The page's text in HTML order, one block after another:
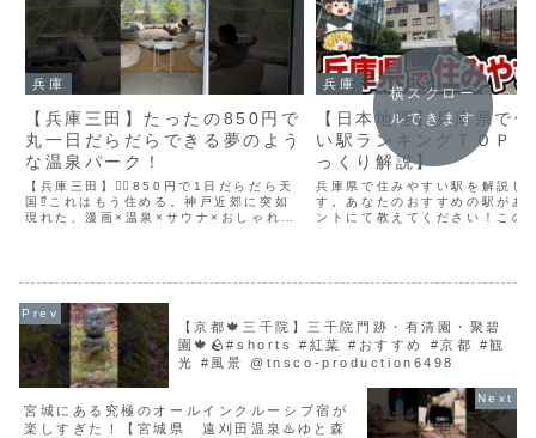
兵庫
【兵庫三田】たったの850円で
丸一日だらだらできる夢のよう
な温泉パーク！
【兵庫三田】🧖‍♀️850円で1日だらだら天
国⁉︎これはもう住める。神戸近郊に突如
現れた、漫画×温泉×サウナ×おしゃれ空
兵庫
【日本地理】兵庫県で
い駅ランキングＴＯＰ
っくり解説】
兵庫県で住みやすい駅を解説し
す。あなたのおすすめの駅があ
ントにて教えてください！この
横スクロー
ルできます
【京都🍁三千院】三千院門跡・有清園・聚碧
園🍁🪨#shorts #紅葉 #おすすめ #京都 #観
光 #風景 @tnsco-production6498
宮城にある究極のオールインクルーシブ宿が
楽しすぎた！【宮城県 遠刈田温泉♨️ゆと森